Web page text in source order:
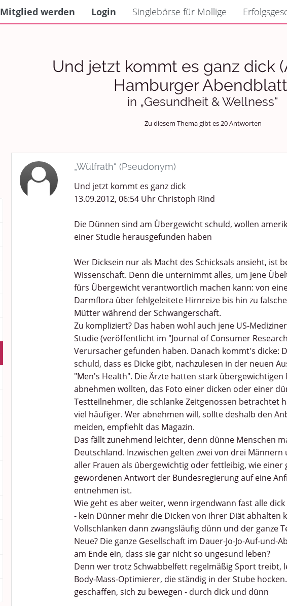
Mitglied werden Login Singlebörse für Mollige
Und jetzt kommt es ganz dick
Hamburger
in „Gesundheit & Wellness“
Zu diesem Thema gibt es 20 Antworten
„Wülfrath“ (Pseudonym)
Und jetzt kommt es ganz dick
13.09.2012, 06:54 Uhr Christoph Rind
Die Dünnen sind am Übergewicht schuld, wollen
einer Studie herausgefunden haben
Wer Dicksein nur als Macht des Schicksals ansieht, ist
Wissenschaft. Denn die unternimmt alles, um jene
fürs Übergewicht verantwortlich machen kann: von
Darmflora über fehlgeleitete Hirnreize bis hin zu
Mütter während der Schwangerschaft.
Zu kompliziert? Das haben wohl auch jene US-
Studie (veröffentlicht im "Journal of Consumer
Verursacher gefunden haben. Danach kommt's dicke:
schuld, dass es Dicke gibt, nachzulesen in der neuen
"Men's Health". Die Ärzte hatten stark
abnehmen wollten, das Foto einer dicken oder einer
Testteilnehmer, die schlanke Zeitgenossen betrachtet
viel häufiger. Wer abnehmen will, sollte deshalb den
meiden, empfiehlt das Magazin.
Das fällt zunehmend leichter, denn dünne Menschen
Deutschland. Inzwischen gelten zwei von drei
aller Frauen als übergewichtig oder fettleibig, wie einer
gewordenen Antwort der Bundesregierung auf eine
entnehmen ist.
Wie geht es aber weiter, wenn irgendwann fast alle
- kein Dünner mehr die Dicken von ihrer Diät abhalten
Vollschlanken dann zwangsläufig dünn und der ganze
Neue? Die ganze Gesellschaft im Dauer-Jo-Jo-Auf-und-
am Ende ein, dass sie gar nicht so ungesund leben?
Denn wer trotz Schwabbelfett regelmäßig Sport treibt,
Body-Mass-Optimierer, die ständig in der Stube
geschaffen, sich zu bewegen - durch dick und dünn